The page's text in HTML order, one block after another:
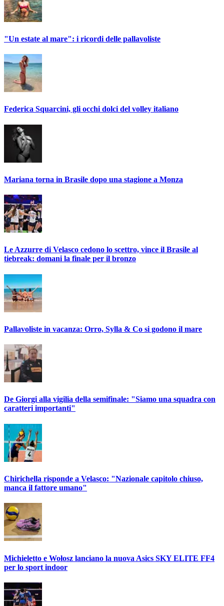
"Un estate al mare": i ricordi delle pallavoliste
Federica Squarcini, gli occhi dolci del volley italiano
Mariana torna in Brasile dopo una stagione a Monza
Le Azzurre di Velasco cedono lo scettro, vince il Brasile al
tiebreak: domani la finale per il bronzo
Pallavoliste in vacanza: Orro, Sylla & Co si godono il mare
De Giorgi alla vigilia della semifinale: "Siamo una squadra con
caratteri importanti"
Chirichella risponde a Velasco: "Nazionale capitolo chiuso,
manca il fattore umano"
Michieletto e Wołosz lanciano la nuova Asics SKY ELITE FF4
per lo sport indoor